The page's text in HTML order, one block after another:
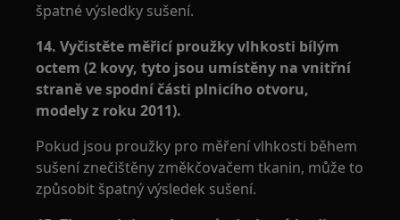
špatné výsledky sušení.
14. Vyčistěte měřicí proužky vlhkosti bílým
octem (2 kovy, tyto jsou umístěny na vnitřní
straně ve spodní části plnicího otvoru,
modely z roku 2011).
Pokud jsou proužky pro měření vlhkosti během
sušení znečištěny změkčovačem tkanin, může to
způsobit špatný výsledek sušení.